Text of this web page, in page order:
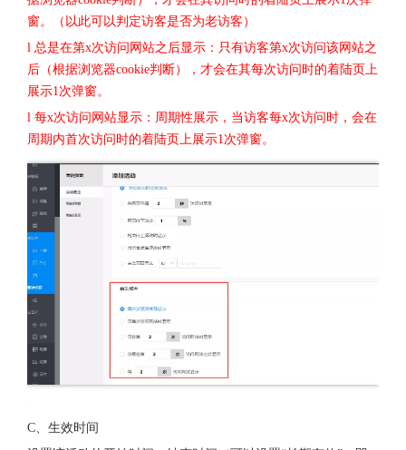
窗。（以此可以判定访客是否为老访客）
l 总是在第x次访问网站之后显示：只有访客第x次访问该网站之
后（根据浏览器cookie判断），才会在其每次访问时的着陆页上
展示1次弹窗。
l 每x次访问网站显示：周期性展示，当访客每x次访问时，会在
周期内首次访问时的着陆页上展示1次弹窗。
C、生效时间